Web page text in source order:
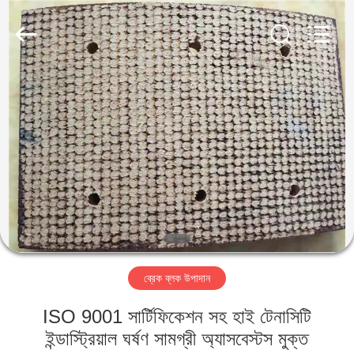
বাড়ি
পণ্য
আমাদের
সম্পর্কে
কারখানা
Ningbo
Xinyan
Friction
Materials
Rights
Reserved.
ব্রেক ব্লক উপাদান
ISO 9001 সার্টিফিকেশন সহ হাই টেনাসিটি
ইন্ডাস্ট্রিয়াল ঘর্ষণ সামগ্রী অ্যাসবেস্টস মুক্ত